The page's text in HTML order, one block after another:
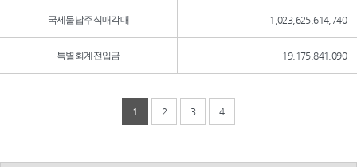
국세물납주식매각대 1,023,625,614,740
특별회계전입금 19,175,841,090
1 2 3 4